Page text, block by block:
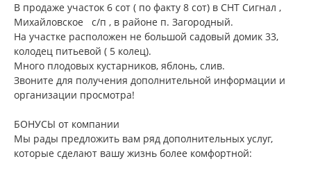
В продаже участок 6 сот ( по факту 8 сот) в СНТ Сигнал ,
Михайловское с/п , в районе п. Загородный.
На участке расположен не большой садовый домик 33,
колодец питьевой ( 5 колец).
Много плодовых кустарников, яблонь, слив.
Звоните для получения дополнительной информации и
организации просмотра!
БОНУСЫ от компании
Мы рады предложить вам ряд дополнительных услуг,
которые сделают вашу жизнь более комфортной: